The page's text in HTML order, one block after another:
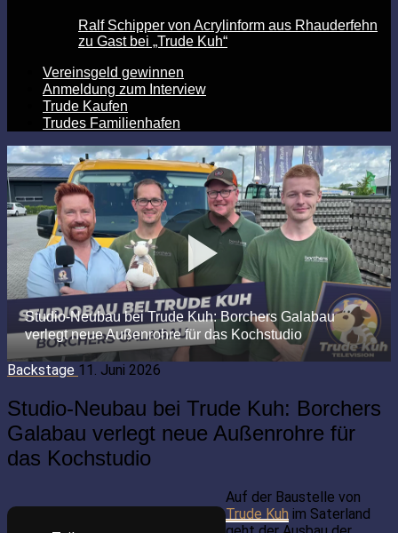
Ralf Schipper von Acrylinform aus Rhauderfehn
zu Gast bei „Trude Kuh“
Vereinsgeld gewinnen
Anmeldung zum Interview
Trude Kaufen
Trudes Familienhafen
Backstage 11. Juni 2026
Studio-Neubau bei Trude Kuh: Borchers
Galabau verlegt neue Außenrohre für
das Kochstudio
Auf der Baustelle von
Trude Kuh im Saterland